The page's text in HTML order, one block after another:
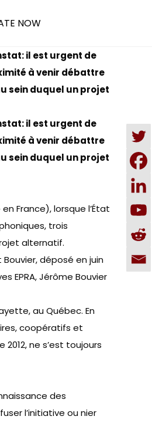
NOW
il est urgent de
à venir débattre
sein duquel un projet
il est urgent de
à venir débattre
sein duquel un projet
France), lorsque l’État
trois
alternatif.
, déposé en juin
EPRA, Jérôme Bouvier
au Québec. En
coopératifs et
ne s’est toujours
des
l’initiative ou nier